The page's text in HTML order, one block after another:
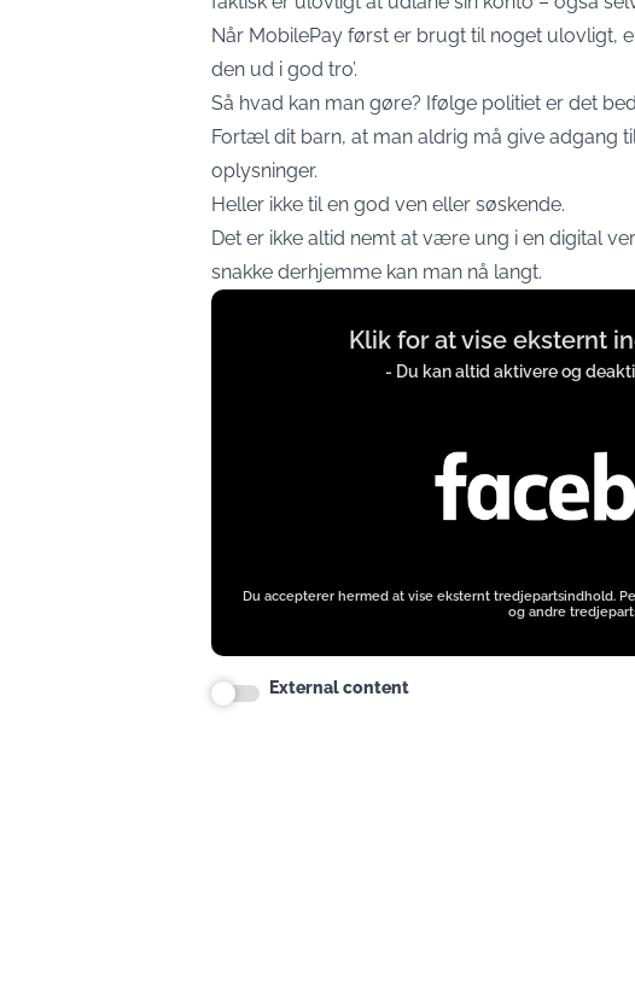
Når MobilePay først er brugt til noget ulovligt,
den ud i god tro’.
Så hvad kan man gøre? Ifølge politiet er det
Fortæl dit barn, at man aldrig må give adgang
oplysninger.
Heller ikke til en god ven eller søskende.
Det er ikke altid nemt at være ung i en digital
snakke derhjemme kan man nå langt.
Display
Klik for at vise eksternt
- Du kan altid aktivere og
Du accepterer hermed at vise eksternt tredjepartsindhold.
og andre
External content